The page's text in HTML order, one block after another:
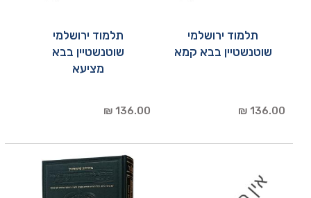
תלמוד ירושלמי
שוטנשטיין בבא קמא
136.00 ₪
תלמוד ירושלמי
שוטנשטיין בבא
מציעא
136.00 ₪